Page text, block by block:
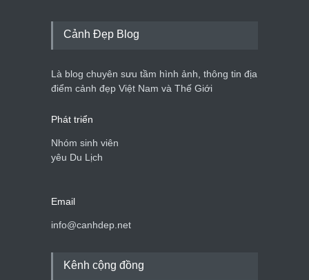
du lịch quốc gia
Cảnh đẹp Việt Nam 24/04/2020
Cảnh Đẹp Blog
Là blog chuyên sưu tầm hình ảnh, thông tin địa
điểm cảnh đẹp Việt Nam và Thế Giới
Phát triển
Nhóm sinh viên
yêu Du Lịch
Email
info@canhdep.net
Kênh cộng đồng